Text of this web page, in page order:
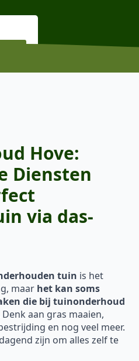
Hove:
Diensten
via das-
tuin is het
maar het kan soms
die bij tuinonderhoud
Denk aan gras maaien,
en nog veel meer.
zijn om alles zelf te